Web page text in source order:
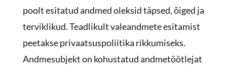
poolt esitatud andmed oleksid täpsed, õiged ja
terviklikud. Teadlikult valeandmete esitamist
peetakse privaatsuspoliitika rikkumiseks.
Andmesubjekt on kohustatud andmetöötlejat